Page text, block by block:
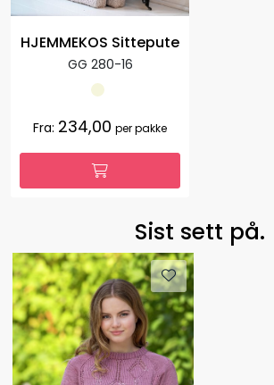
HJEMMEKOS Sittepute
GG 280-16
Fra: 234,00 per pakke
Sist sett på.